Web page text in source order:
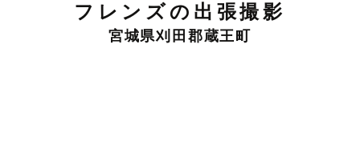
フレンズの出張撮影
宮城県刈田郡蔵王町